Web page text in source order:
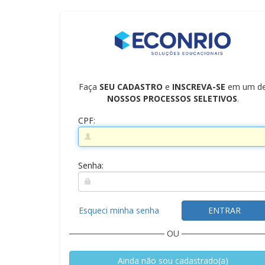
Faça SEU CADASTRO e INSCREVA-SE em um
NOSSOS PROCESSOS SELETIVOS.
CPF:
Senha:
Esqueci minha senha ENTRAR
OU
Ainda não sou cadastrado(a)